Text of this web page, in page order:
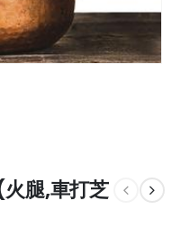
腿,車打芝